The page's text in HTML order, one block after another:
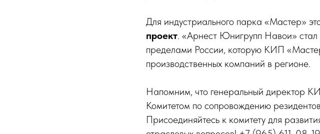
Для индустриального парка «Мастер»
проект. «Арнест Юнигрупп Навои»
пределами России, которую КИП
производственных компаний в регионе.
Напомним, что генеральный директор
Комитетом по сопровождению
Присоединяйтесь к комитету для